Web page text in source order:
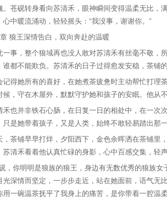
。苍砚转身看向苏清禾，眼神瞬间变得温柔无比，
心中暖流涌动，轻轻摇头：“我没事，谢谢你。”
狼王深情告白，双向奔赴的温暖
一事，整个狼域再也没人敢对苏清禾有丝毫不敬，
谁都不能欺负。苏清禾的日子过得愈发安稳，茶铺
记得她所有的喜好，在她煮茶疲惫时主动帮忙打理
候，守在木屋外，默默守护她和孩子的安眠。他从
禾也并非铁石心肠，在日复一日的相处中，在一次
只是她带着孩子，又是人类，始终不敢轻易踏出那一
，茶铺早早打烊，夕阳西下，金色余晖洒在茶铺里
苏清禾看着他认真忙碌的身影，心中百感交集，轻声
，你明明是狼族的狼王，身边有无数优秀的狼族
光深情而坚定，一步步走近，站在她面前，语气无
用一碗温茶抚平了我身上的痛苦，是你带着一腔温